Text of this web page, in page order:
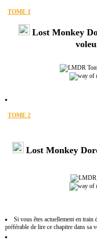
TOME 1
Lost Monkey
TOME 2
Lost Monkey
Si vous êtes actuellement en train
préférable de lire ce chapitre dans sa